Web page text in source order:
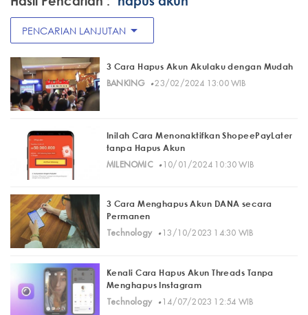
PENCARIAN LANJUTAN arrow_drop_down
3 Cara Hapus Akun Akulaku dengan Mudah
BANKING· 23/02/2024 13:00 WIB
Inilah Cara Menonaktifkan ShopeePayLater
tanpa Hapus Akun
MILENOMIC· 10/01/2024 10:30 WIB
3 Cara Menghapus Akun DANA secara
Permanen
Technology
· 13/10/2023 14:30 WIB
Kenali Cara Hapus Akun Threads Tanpa
Menghapus Instagram
Technology
· 14/07/2023 12:54 WIB